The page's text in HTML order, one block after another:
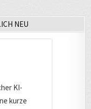
NEU